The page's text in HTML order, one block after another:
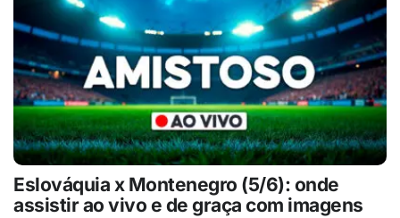
Eslováquia x Montenegro (5/6): onde
assistir ao vivo e de graça com imagens